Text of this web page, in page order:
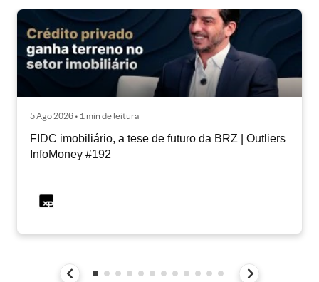
5 Ago 2026 • 1 min de leitura
FIDC imobiliário, a tese de futuro da BRZ | Outliers
InfoMoney #192